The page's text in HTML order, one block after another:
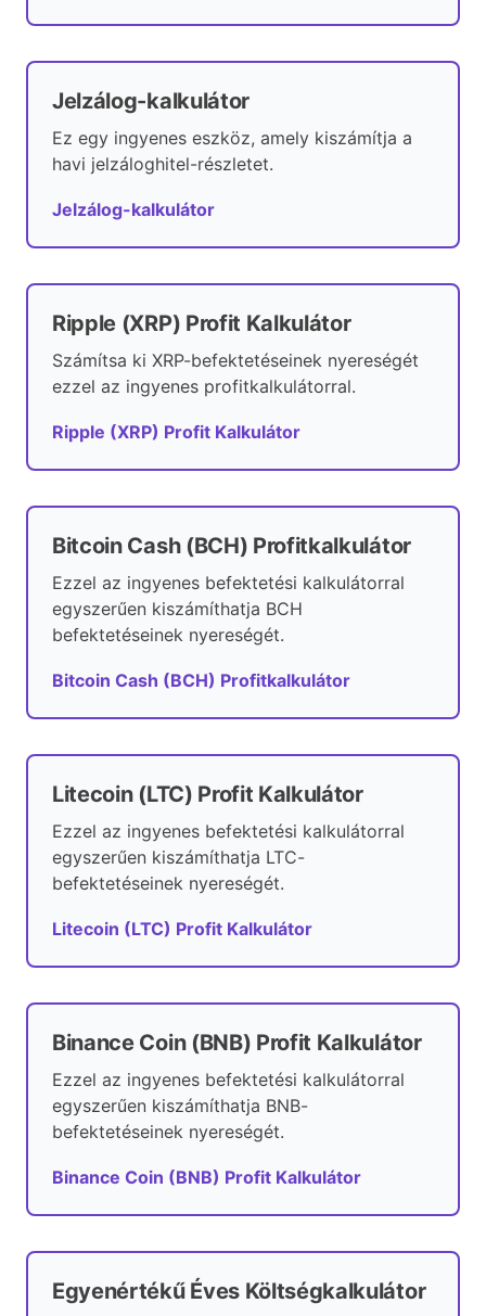
Jelzálog-kalkulátor
Ez egy ingyenes eszköz, amely kiszámítja a
havi jelzáloghitel-részletet.
Jelzálog-kalkulátor
Ripple (XRP) Profit Kalkulátor
Számítsa ki XRP-befektetéseinek nyereségét
ezzel az ingyenes profitkalkulátorral.
Ripple (XRP) Profit Kalkulátor
Bitcoin Cash (BCH) Profitkalkulátor
Ezzel az ingyenes befektetési kalkulátorral
egyszerűen kiszámíthatja BCH
befektetéseinek nyereségét.
Bitcoin Cash (BCH) Profitkalkulátor
Litecoin (LTC) Profit Kalkulátor
Ezzel az ingyenes befektetési kalkulátorral
egyszerűen kiszámíthatja LTC-
befektetéseinek nyereségét.
Litecoin (LTC) Profit Kalkulátor
Binance Coin (BNB) Profit Kalkulátor
Ezzel az ingyenes befektetési kalkulátorral
egyszerűen kiszámíthatja BNB-
befektetéseinek nyereségét.
Binance Coin (BNB) Profit Kalkulátor
Egyenértékű Éves Költségkalkulátor